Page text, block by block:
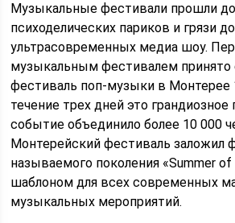
Музыкальные фестивали прошли
психоделических париков и грязи до
ультрасовременных медиа шоу.
музыкальным фестивалем принято
фестиваль поп-музыки в Монтерее
течение трех дней это
событие объединило более 10 000
Монтерейский фестиваль заложил
называемого поколения «Summer of
шаблоном для всех современных
музыкальных мероприятий.